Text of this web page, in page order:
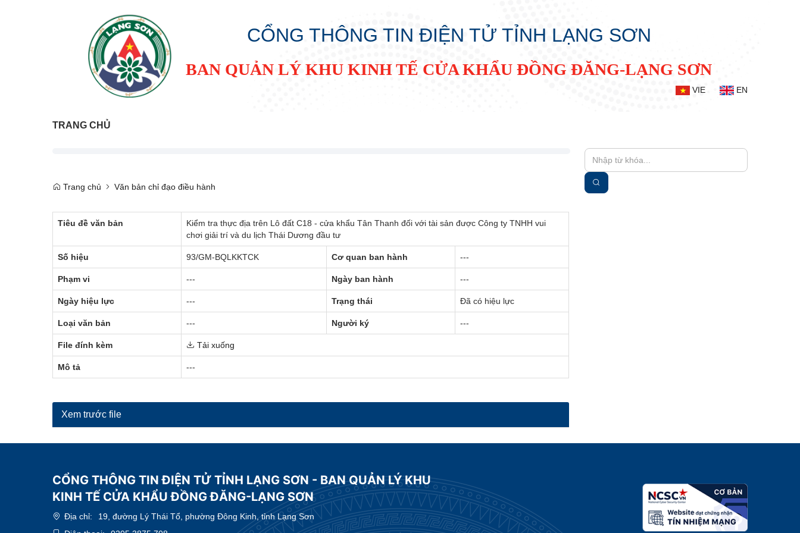
CỔNG THÔNG TIN ĐIỆN TỬ TỈNH LẠNG SƠN
BAN QUẢN LÝ KHU KINH TẾ CỬA KHẨU ĐỒNG ĐĂNG-LẠNG SƠN
VIE EN
TRANG CHỦ
Trang chủ Văn bản chỉ đạo điều hành
Tiêu đề văn bản
Kiểm tra thực địa trên Lô đất C18 - cửa khẩu Tân Thanh đối với tài sản được Công ty TNHH vui
chơi giải trí và du lịch Thái Dương đầu tư
Số hiệu 93/GM-BQLKKTCK Cơ quan ban hành ---
Phạm vi --- Ngày ban hành ---
Ngày hiệu lực --- Trạng thái Đã có hiệu lực
Loại văn bản --- Người ký ---
File đính kèm Tải xuống
Mô tả ---
Xem trước file
CỔNG THÔNG TIN ĐIỆN TỬ TỈNH LẠNG SƠN - BAN QUẢN LÝ KHU
KINH TẾ CỬA KHẨU ĐỒNG ĐĂNG-LẠNG SƠN
Địa chỉ:
19, đường Lý Thái Tổ, phường Đông Kinh, tỉnh Lạng Sơn